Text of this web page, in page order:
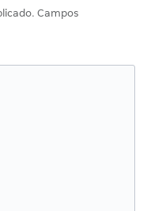
Campos